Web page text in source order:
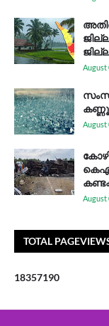
August
August
August
TOTAL
18357190